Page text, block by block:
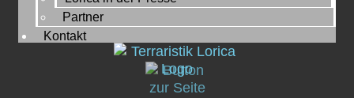
Partner
Kontakt